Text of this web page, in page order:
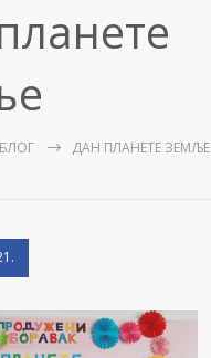
БЛОГ ДАН ПЛАНЕТЕ ЗЕМЉЕ